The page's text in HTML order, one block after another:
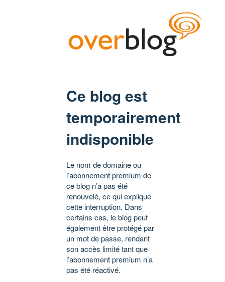
Ce blog est
temporairement
indisponible
Le nom de domaine ou
l’abonnement premium de
ce blog n’a pas été
renouvelé, ce qui explique
cette interruption. Dans
certains cas, le blog peut
également être protégé par
un mot de passe, rendant
son accès limité tant que
l’abonnement premium n’a
pas été réactivé.